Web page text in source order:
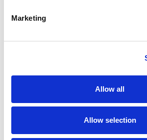
Marketing
Allow all
Allow selection